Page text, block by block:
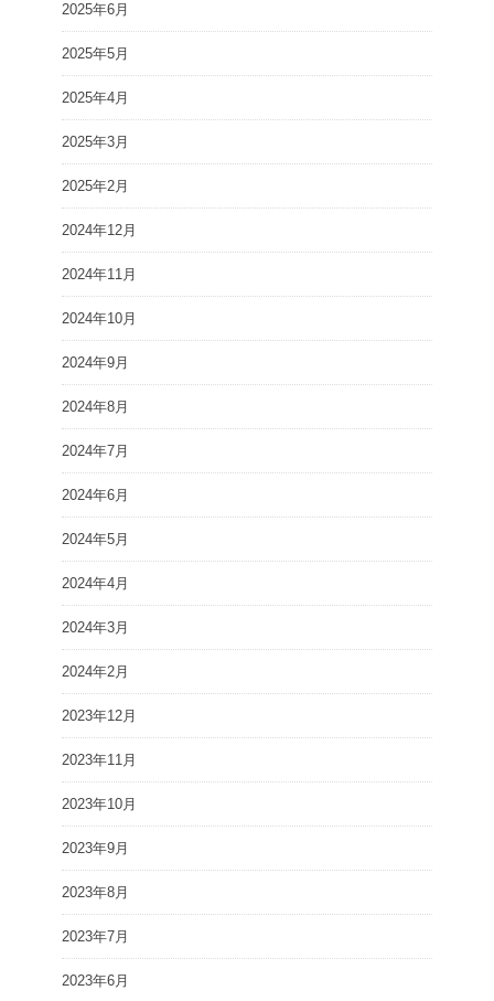
2025年6月
2025年5月
2025年4月
2025年3月
2025年2月
2024年12月
2024年11月
2024年10月
2024年9月
2024年8月
2024年7月
2024年6月
2024年5月
2024年4月
2024年3月
2024年2月
2023年12月
2023年11月
2023年10月
2023年9月
2023年8月
2023年7月
2023年6月